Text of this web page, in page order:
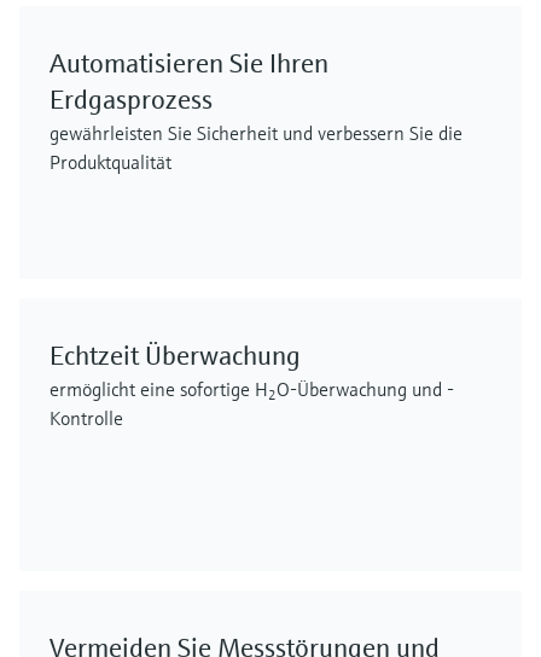
Automatisieren Sie Ihren
Erdgasprozess
gewährleisten Sie Sicherheit und verbessern Sie die
Produktqualität
Echtzeit Überwachung
ermöglicht eine sofortige H2O-Überwachung und -
Kontrolle
Vermeiden Sie Messstörungen und